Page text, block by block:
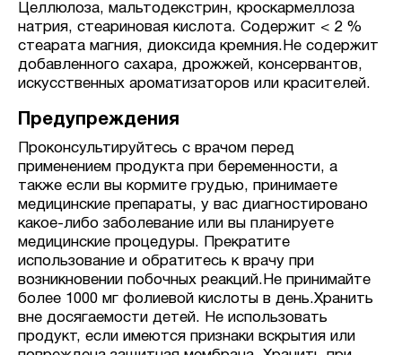
Целлюлоза, мальтодекстрин, кроскармеллоза
натрия, стеариновая кислота. Содержит < 2 %
стеарата магния, диоксида кремния.Не содержит
добавленного сахара, дрожжей, консервантов,
искусственных ароматизаторов или красителей.
Предупреждения
Проконсультируйтесь с врачом перед
применением продукта при беременности, а
также если вы кормите грудью, принимаете
медицинские препараты, у вас диагностировано
какое-либо заболевание или вы планируете
медицинские процедуры. Прекратите
использование и обратитесь к врачу при
возникновении побочных реакций.Не принимайте
более 1000 мг фолиевой кислоты в день.Хранить
вне досягаемости детей. Не использовать
продукт, если имеются признаки вскрытия или